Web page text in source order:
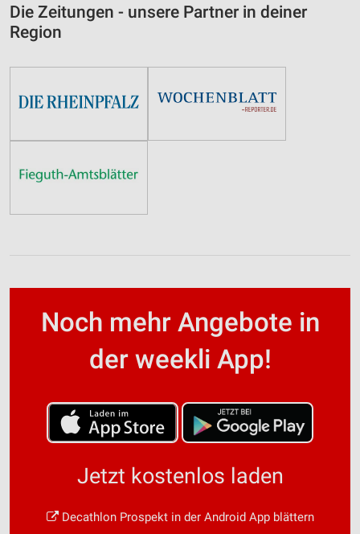
Die Zeitungen - unsere Partner in deiner
Region
Noch mehr Angebote in
der weekli App!
Jetzt kostenlos laden
Decathlon Prospekt in der Android App blättern